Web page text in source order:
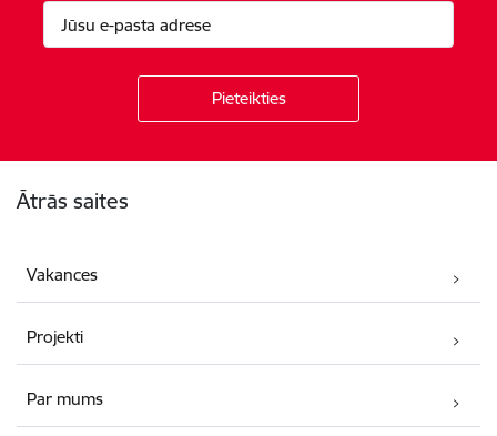
Ātrās saites
Vakances
Projekti
Par mums